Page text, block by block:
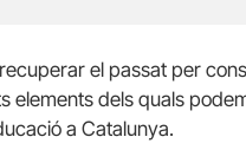
el passat per
elements dels quals
a Catalunya.